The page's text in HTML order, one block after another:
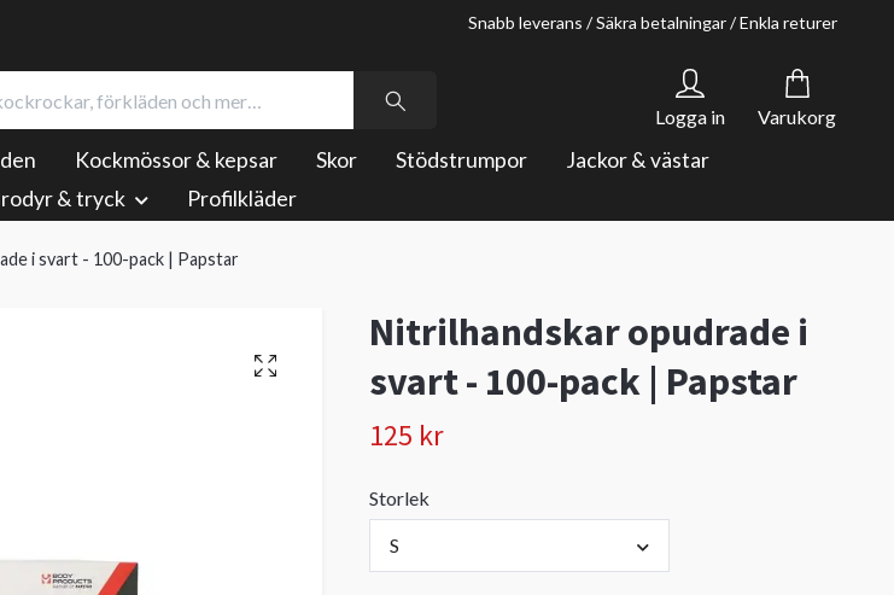
Snabb leverans / Säkra betalningar / Enkla returer
Logga in Varukorg
Kockmössor & kepsar Skor Stödstrumpor
Jackor & västar
& tryck Profilkläder
i svart - 100-pack | Papstar
Nitrilhandskar opudrade i
svart - 100-pack | Papstar
125 kr
Storlek
S